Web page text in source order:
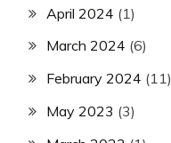
April 2024 (1)
March 2024 (6)
February 2024 (11)
May 2023 (3)